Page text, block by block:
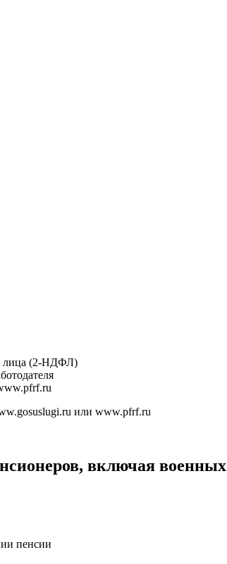
лица (2-НДФЛ)
или www.pfrf.ru
включая военных
пенсии